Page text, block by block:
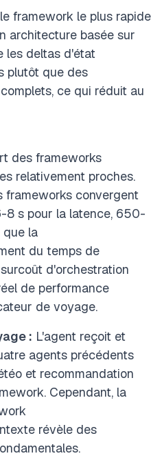
framework le plus rapide
architecture basée sur
les deltas d'état
plutôt que des
ce qui réduit au
des frameworks
relativement proches.
frameworks convergent
8 s pour la latence, 650-
que la
du temps de
d'orchestration
de performance
de voyage.
: L'agent reçoit et
agents précédents
et recommandation
Cependant, la
révèle des